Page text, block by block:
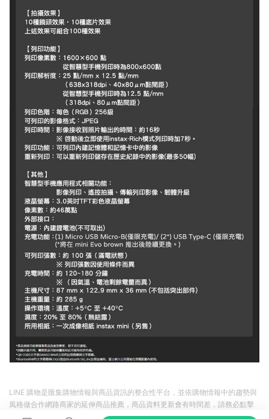
LINE 購物是匯集購物情報與商品資訊的整合性平台，並依購物情報中的趨勢與
風格做合作網路商家的延伸商品推薦，商品資料更新會有時間差，請務必點擊
商品至各合作網路商家，確認現售價與購物條件，一切資訊以合作廠商網頁為